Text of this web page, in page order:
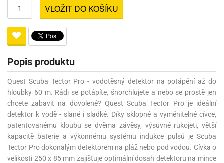
VLOŽIT DO KOŠÍKU
Popis produktu
Quest Scuba Tector Pro - vodotěsný detektor na potápění až do
hloubky 60 m. Rádi se potápíte, šnorchlujete a nebo se prostě jen
chcete zabavit na dovolené? Quest Scuba Tector Pro je ideální
detektor k vodě - slané i sladké. Díky sklopné a vyměnitelné cívce,
patentovanému kloubu se dvěma závěsy, výsuvné rukojeti, větší
kapacitě baterie a výkonnému systému indukce pulsů je Scuba
Tector Pro dokonalým detektorem na pláž nebo pod vodou. Cívka o
velikosti 250 x 85 mm zajišťuje optimální dosah detektoru na mince